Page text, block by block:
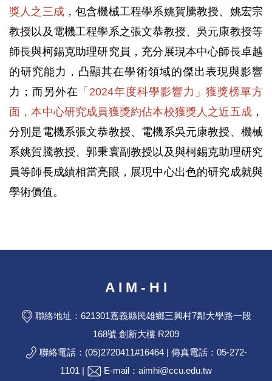
獎人之三成，包含機械工程學系姚賀騰教授、姚宏宗
教授以及電機工程學系之張文恭教授、吳元康教授等
師長與柯錫克助理研究員，充分展現本中心師長卓越
的研究能力，凸顯其在學術領域的傑出表現與影響
力；而另外在 「2024年度科學影響力」獲獎榜單方
面，本中心研究成員獲獎約佔本校獲獎人之近五成 ，
分別是電機系張文恭教授、電機系吳元康教授、機械
系姚賀騰教授、郭秉寰副教授以及與柯錫克助理研究
員等師長成績相當亮眼，展現中心出色的研究成就與
學術價值。
A I M - H I
聯絡地址：621301嘉義縣民雄鄉三興村7鄰大學路一段
168號 創新大樓 R209
聯絡電話：(05)2720411#16464 | 傳真電話：05-272-
1101 |
E-mail：aimhi@ccu.edu.tw